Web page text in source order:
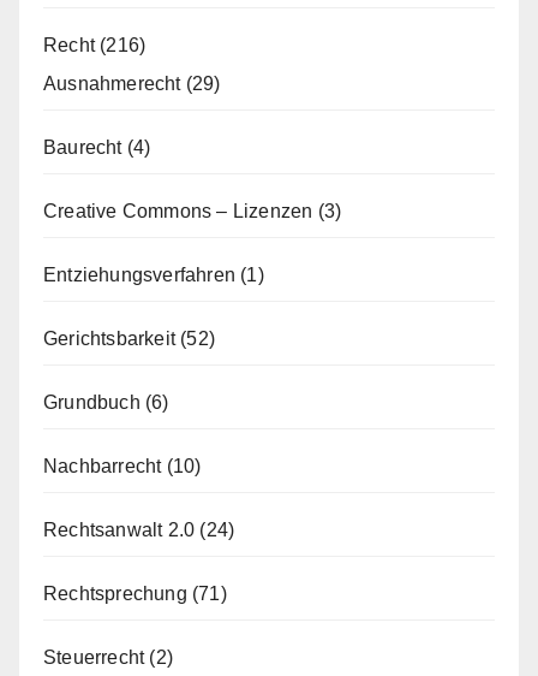
Recht(216)
Ausnahmerecht(29)
Baurecht(4)
Creative Commons – Lizenzen (3)
Entziehungsverfahren (1)
Gerichtsbarkeit(52)
Grundbuch (6)
Nachbarrecht(10)
Rechtsanwalt 2.0 (24)
Rechtsprechung (71)
Steuerrecht(2)